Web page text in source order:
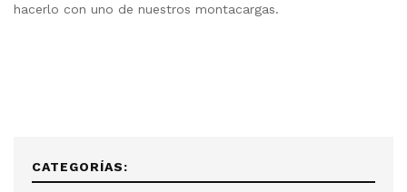
hacerlo con uno de nuestros montacargas.
CATEGORÍAS: